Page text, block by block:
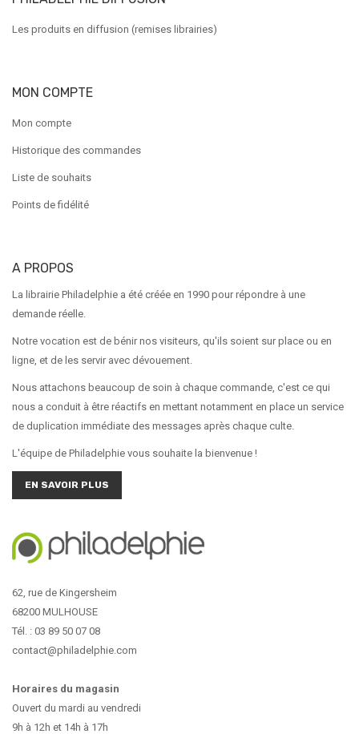
Les produits en diffusion (remises librairies)
MON COMPTE
Mon compte
Historique des commandes
Liste de souhaits
Points de fidélité
A PROPOS
La librairie Philadelphie a été créée en 1990 pour répondre à une
demande réelle.
Notre vocation est de bénir nos visiteurs, qu'ils soient sur place ou en
ligne, et de les servir avec dévouement.
Nous attachons beaucoup de soin à chaque commande, c'est ce qui
nous a conduit à être réactifs en mettant notamment en place un service
de duplication immédiate des messages après chaque culte.
L'équipe de Philadelphie vous souhaite la bienvenue !
EN SAVOIR PLUS
62, rue de Kingersheim
68200 MULHOUSE
Tél. : 03 89 50 07 08
contact@philadelphie.com
Horaires du magasin
Ouvert du mardi au vendredi
9h à 12h et 14h à 17h